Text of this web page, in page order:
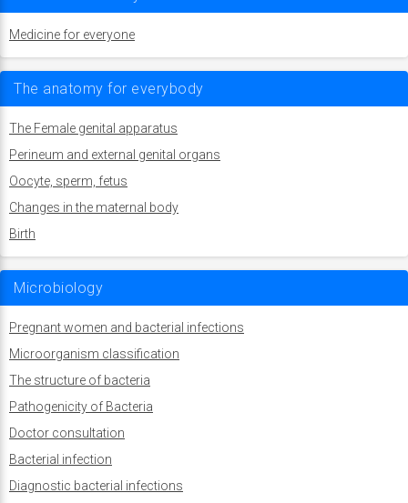
Medicine for everyone
The anatomy for everybody
The Female genital apparatus
Perineum and external genital organs
Oocyte, sperm, fetus
Changes in the maternal body
Birth
Microbiology
Pregnant women and bacterial infections
Microorganism classification
The structure of bacteria
Pathogenicity of Bacteria
Doctor consultation
Bacterial infection
Diagnostic bacterial infections